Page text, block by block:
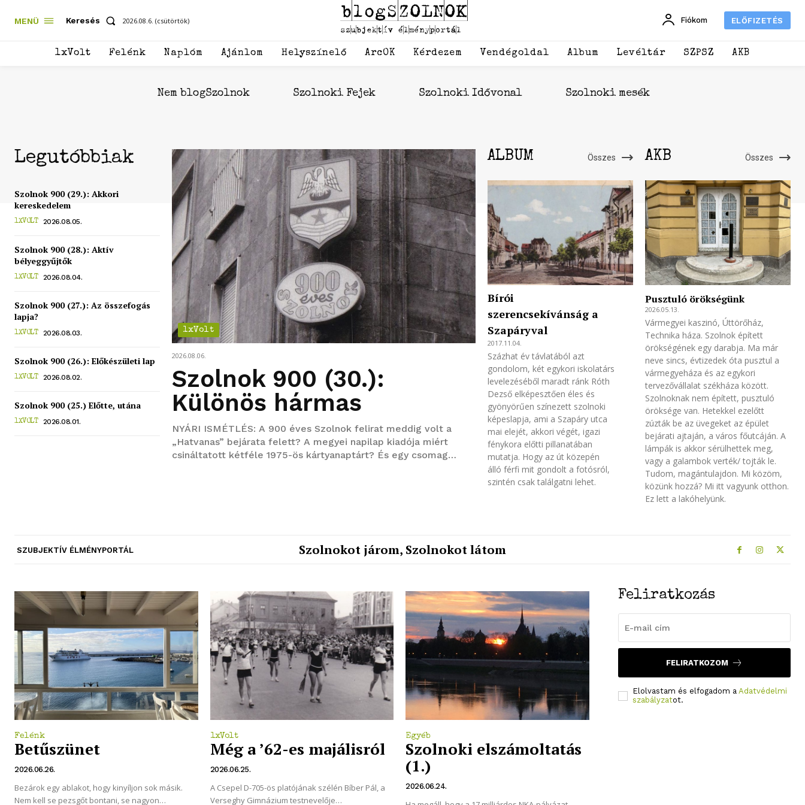
MENÜ Keresés 2026.08.6. (csütörtök) Fiókom ELŐFIZETÉS
1xVolt Felénk Naplóm Ajánlom Helyszínelő ArcOK Kérdezem Vendégoldal Album Levéltár SZPSZ AKB
Nem blogSzolnok Szolnoki Fejek Szolnoki Idővonal Szolnoki mesék
Legutóbbiak
Szolnok 900 (29.): Akkori
kereskedelem
1XVOLT 2026.08.05.
Szolnok 900 (28.): Aktív
bélyeggyűjtők
1XVOLT 2026.08.04.
Szolnok 900 (27.): Az összefogás
lapja?
1XVOLT 2026.08.03.
Szolnok 900 (26.): Előkészületi lap
1XVOLT 2026.08.02.
Szolnok 900 (25.) Előtte, utána
1XVOLT 2026.08.01.
1xVolt
2026.08.06.
Szolnok 900 (30.):
Különös hármas
NYÁRI ISMÉTLÉS: A 900 éves Szolnok felirat meddig volt a
„Hatvanas” bejárata felett? A megyei napilap kiadója miért
csináltatott kétféle 1975-ös kártyanaptárt? És egy csomag
ALBUM Összes
Bírói
szerencsekívánság a
Szapáryval
2017.11.04.
Százhat év távlatából azt
gondolom, két egykori iskolatárs
levelezéséből maradt ránk Róth
Dezső elképesztően éles és
gyönyörűen színezett szolnoki
képeslapja, ami a Szapáry utca
mai elejét, akkori végét, igazi
fénykora előtti pillanatában
mutatja. Hogy az út közepén
álló férfi mit gondolt a fotósról,
szintén csak találgatni lehet.
AKB Összes
Pusztuló örökségünk
2026.05.13.
Vármegyei kaszinó, Úttörőház,
Technika háza. Szolnok épített
örökségének egy darabja. Ma már
neve sincs, évtizedek óta pusztul a
vármegyeháza és az egykori
tervezővállalat székháza között.
Szolnoknak nem épített, pusztuló
öröksége van. Hetekkel ezelőtt
zúzták be az üvegeket az épület
bejárati ajtaján, a város főutcáján. A
lámpák is akkor sérülhettek meg,
vagy a galambok verték/ tojták le.
Tudom, magántulajdon. Mi közöm,
közünk hozzá? Mi itt vagyunk otthon.
Ez lett a lakóhelyünk.
SZUBJEKTÍV ÉLMÉNYPORTÁL Szolnokot járom, Szolnokot látom
Felénk
Betűszünet
2026.06.26.
Bezárok egy ablakot, hogy kinyíljon sok másik.
Nem kell se pezsgőt bontani, se nagyon
1xVolt
Még a ’62-es majálisról
2026.06.25.
A Csepel D-705-ös platójának szélén Bíber Pál, a
Verseghy Gimnázium testnevelője
Egyéb
Szolnoki elszámoltatás
(1.)
2026.06.24.
Feliratkozás
FELIRATKOZOM
Elolvastam és elfogadom a Adatvédelmi
szabályzatot.